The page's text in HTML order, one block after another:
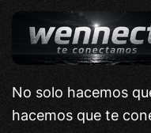
No solo hacemos
hacemos que te